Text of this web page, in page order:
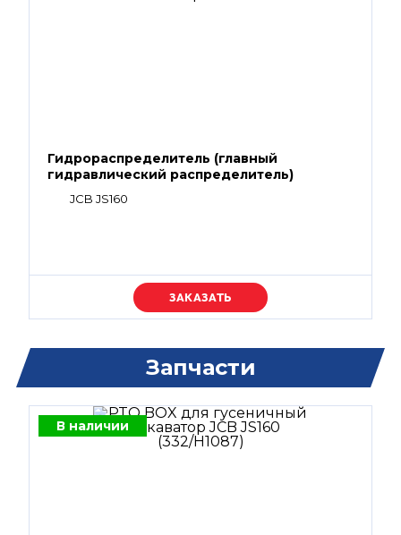
Гидрораспределитель (главный
гидравлический распределитель)
JCB JS160
Уточняйте цену
Запчасти
В наличии